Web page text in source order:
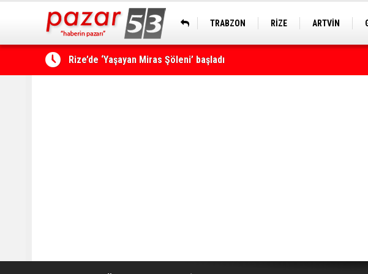
TRABZON RİZE ARTVİN
Çamlıhemşin'de kayıp vatandaş 600 metrelik uçurumda bulundu